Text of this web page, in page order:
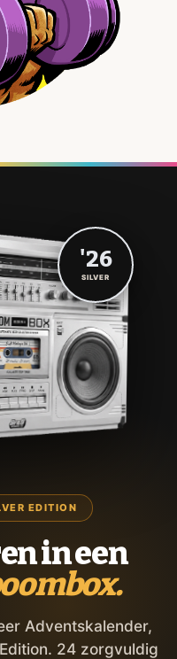
EDITION
in een
Adventskalender,
24 zorgvuldig
'26
SILVER